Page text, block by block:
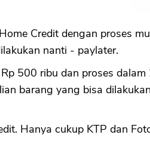
Credit dengan proses
nanti - paylater.
500 ribu dan proses
barang yang bisa
Hanya cukup KTP dan